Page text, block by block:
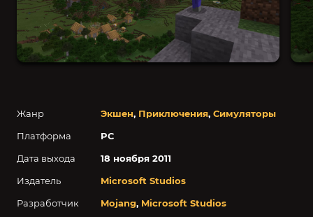
Жанр Экшен, Приключения, Симуляторы
Платформа
PC
Дата выхода
18 ноября 2011
Издатель
Microsoft Studios
Разработчик
Mojang, Microsoft Studios